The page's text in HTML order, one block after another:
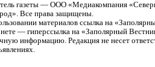
газеты — ООО «Медиакомпания
Все права защищены.
материалов ссылка на
— гиперссылка на «Заполярный
информацию. Редакция не несет